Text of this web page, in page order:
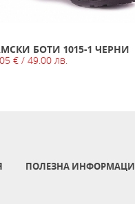
БОТИ 1015-1 ЧЕРНИ
€ / 49.00 лв.
ПОЛЕЗНА